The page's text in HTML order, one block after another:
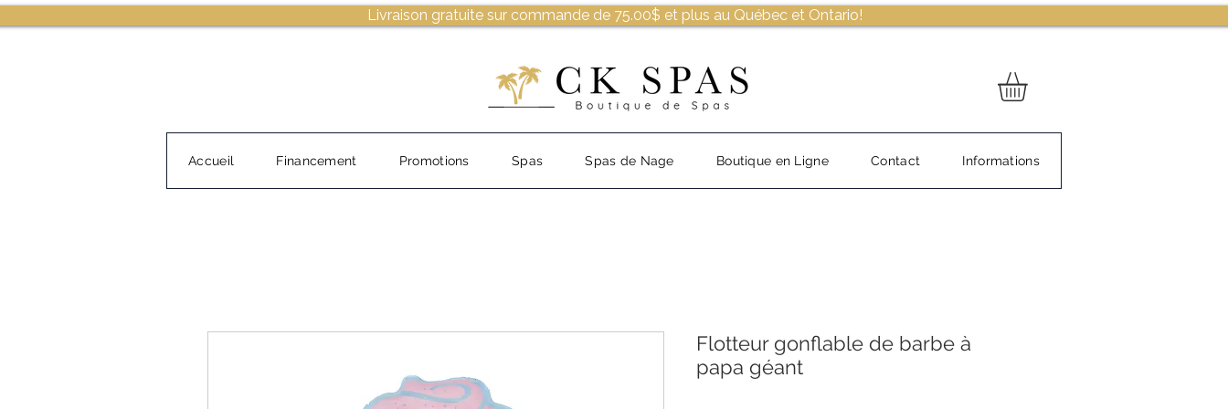
Livraison gratuite sur commande de 75.00$ et plus au Québec et Ontario!
Accueil Financement Promotions Spas Spas de Nage Boutique en Ligne Contact Informations
Flotteur gonflable de barbe à
papa géant